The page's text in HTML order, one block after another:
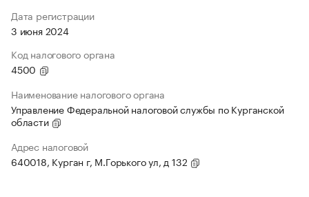
Дата регистрации
3 июня 2024
Код налогового органа
4500
Наименование налогового органа
Управление Федеральной налоговой службы по Курганской
области
Адрес налоговой
640018, Курган г, М.Горького ул, д 132